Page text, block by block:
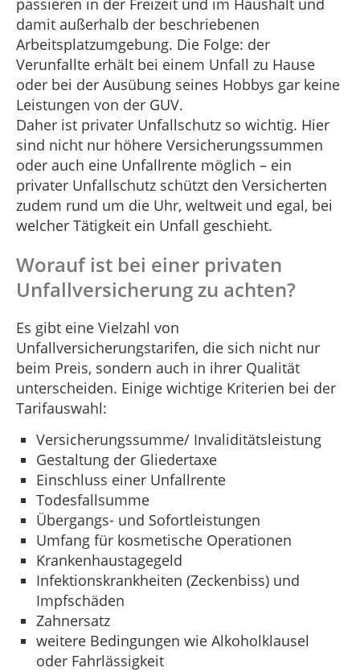
damit außerhalb der beschriebenen
Arbeitsplatzumgebung. Die Folge: der
Verunfallte erhält bei einem Unfall zu Hause
oder bei der Ausübung seines Hobbys gar keine
Leistungen von der GUV.
Daher ist privater Unfallschutz so wichtig. Hier
sind nicht nur höhere Versicherungssummen
oder auch eine Unfallrente möglich – ein
privater Unfallschutz schützt den Versicherten
zudem rund um die Uhr, weltweit und egal, bei
welcher Tätigkeit ein Unfall geschieht.
Worauf ist bei einer privaten
Unfallversicherung zu achten?
Es gibt eine Vielzahl von
Unfallversicherungstarifen, die sich nicht nur
beim Preis, sondern auch in ihrer Qualität
unterscheiden. Einige wichtige Kriterien bei der
Tarifauswahl:
Versicherungssumme/ Invaliditätsleistung
Gestaltung der Gliedertaxe
Einschluss einer Unfallrente
Todesfallsumme
Übergangs- und Sofortleistungen
Umfang für kosmetische Operationen
Krankenhaustagegeld
Infektionskrankheiten (Zeckenbiss) und
Impfschäden
Zahnersatz
weitere Bedingungen wie Alkoholklausel
oder Fahrlässigkeit